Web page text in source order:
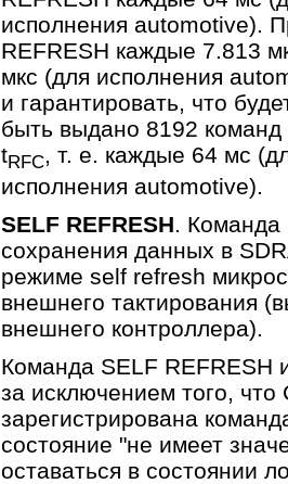
исполнения automotive).
REFRESH каждые 7.813
мкс (для исполнения
и гарантировать, что
быть выдано 8192
tRFC, т. е. каждые 64 мс
исполнения automotive).
SELF REFRESH. Команда
сохранения данных в
режиме self refresh
внешнего тактирования
внешнего контроллера).
Команда SELF REFRESH
за исключением того, что
зарегистрирована
состояние "не имеет
оставаться в состоянии